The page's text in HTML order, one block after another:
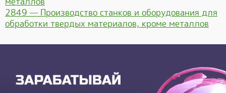
2849 — Производство станков и оборудования для
обработки твердых материалов, кроме металлов